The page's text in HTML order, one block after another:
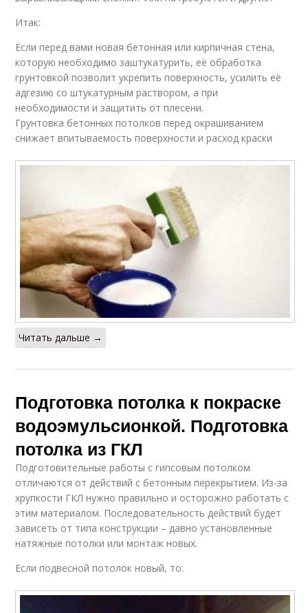
Итак:
Если перед вами новая бетонная или кирпичная стена,
которую необходимо заштукатурить, её обработка
грунтовкой позволит укрепить поверхность, усилить её
адгезию со штукатурным раствором, а при
необходимости и защитить от плесени.
Грунтовка бетонных потолков перед окрашиванием
снижает впитываемость поверхности и расход краски
Читать дальше →
Подготовка потолка к покраске
водоэмульсионкой. Подготовка
потолка из ГКЛ
Подготовительные работы с гипсовым потолком
отличаются от действий с бетонным перекрытием. Из-за
хрупкости ГКЛ нужно правильно и осторожно работать с
этим материалом. Последовательность действий будет
зависеть от типа конструкции – давно установленные
натяжные потолки или монтаж новых.
Если подвесной потолок новый, то: